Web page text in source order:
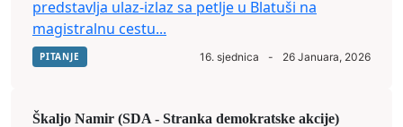
predstavlja ulaz-izlaz sa petlje u Blatuši na
magistralnu cestu...
PITANJE 16. sjednica - 26 Januara, 2026
Škaljo Namir (SDA - Stranka demokratske akcije)